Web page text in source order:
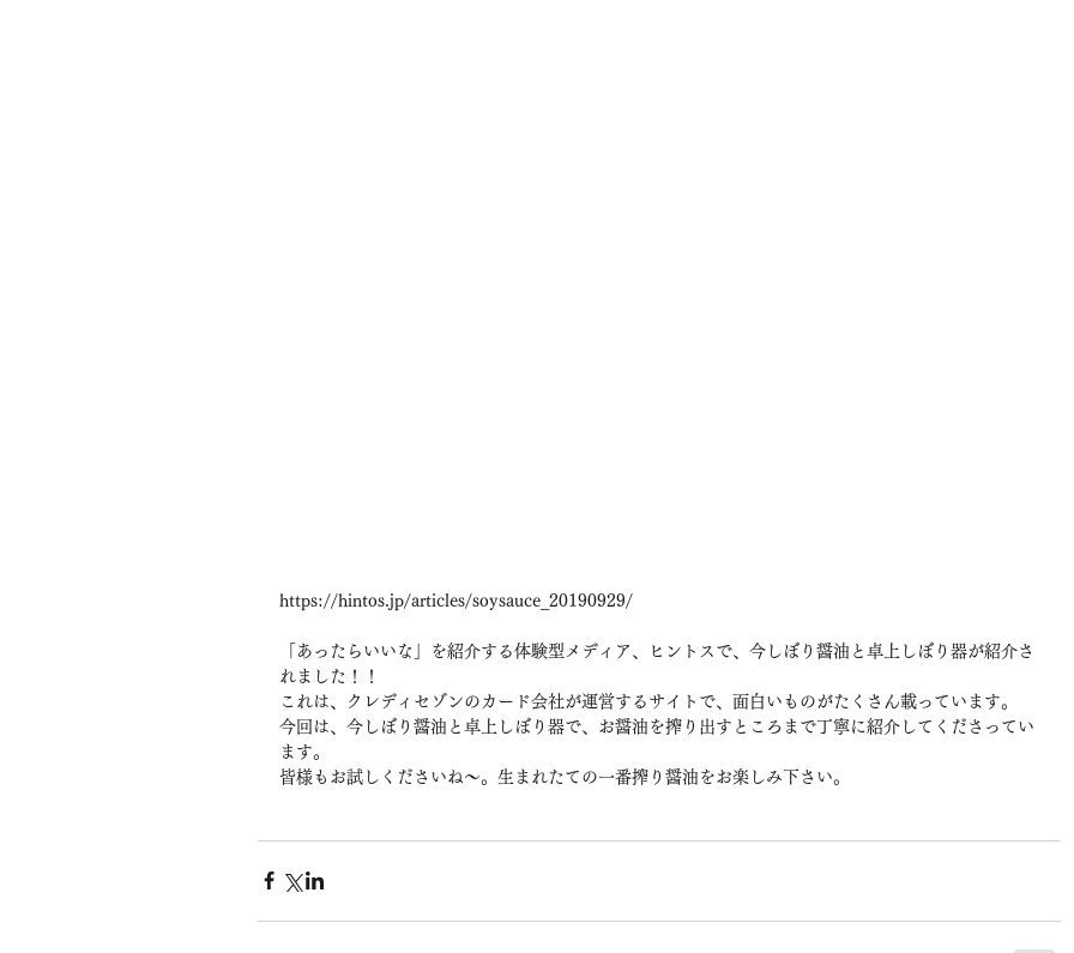
https://hintos.jp/articles/soysauce_20190929/
「あったらいいな」を紹介する体験型メディア、ヒントスで、今しぼり醤油と卓上しぼり器が紹介さ
れました！！
これは、クレディセゾンのカード会社が運営するサイトで、面白いものがたくさん載っています。
今回は、今しぼり醤油と卓上しぼり器で、お醤油を搾り出すところまで丁寧に紹介してくださってい
ます。
皆様もお試しくださいね〜。生まれたての一番搾り醤油をお楽しみ下さい。